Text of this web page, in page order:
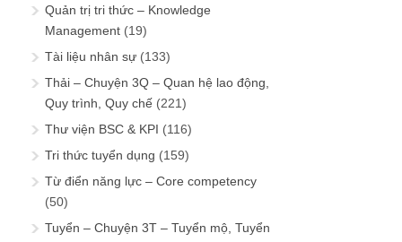
Quản trị tri thức – Knowledge
Management (19)
Tài liệu nhân sự (133)
Thải – Chuyện 3Q – Quan hệ lao động,
Quy trình, Quy chế (221)
Thư viện BSC & KPI (116)
Tri thức tuyển dụng (159)
Từ điển năng lực – Core competency
(50)
Tuyển – Chuyện 3T – Tuyển mộ, Tuyển